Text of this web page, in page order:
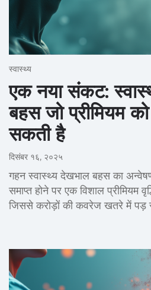
स्वास्थ्य
एक नया संकट:
बहस जो प्रीमियम
सकती है
दिसंबर १६, २०२५
गहन स्वास्थ्य देखभाल बहस का
समाप्त होने पर एक विशाल प्रीमियम
जिससे करोड़ों की कवरेज खतरे में पड़